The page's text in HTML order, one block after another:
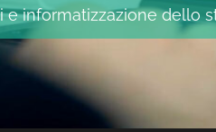
e informatizzazione dello